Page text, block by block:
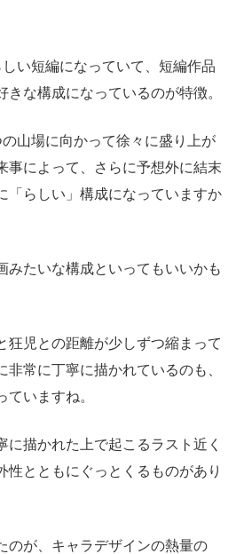
い短編になっていて、短編作品
きな構成になっているのが特徴。
山場に向かって徐々に盛り上が
事によって、さらに予想外に結末
「らしい」構成になっていますか
みたいな構成といってもいいかも
狂児との距離が少しずつ縮まって
非常に丁寧に描かれているのも、
いますね。
に描かれた上で起こるラスト近く
性とともにぐっとくるものがあり
のが、キャラデザインの熱量の